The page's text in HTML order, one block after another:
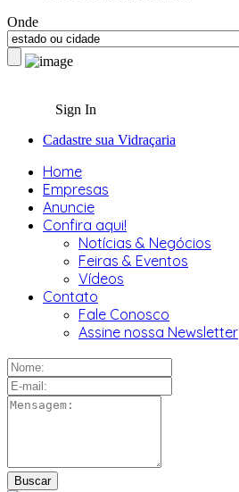
Onde
Sign In
Cadastre sua Vidraçaria
Home
Empresas
Anuncie
Confira aqui!
Notícias & Negócios
Feiras & Eventos
Vídeos
Contato
Fale Conosco
Assine nossa Newsletter